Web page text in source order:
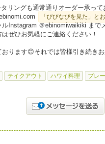
リングも通常通りオーダー承っ
「びびなびを見た」と
Instagram ＠ebinomiwaikiki ま
ぜひお気軽にご連絡ください！
ります😊それでは皆様引き続き
テイクアウト ハワイ料理 プレ